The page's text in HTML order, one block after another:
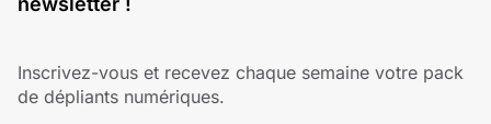
Inscrivez-vous et recevez chaque semaine votre pack
de dépliants numériques.